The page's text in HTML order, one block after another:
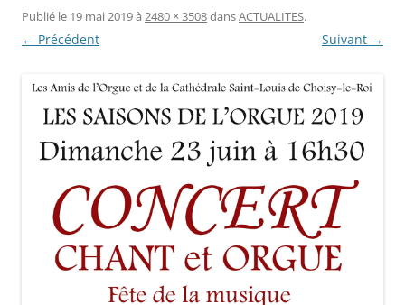
Publié le 19 mai 2019à 2480 × 3508dansACTUALITES.
← Précédent Suivant →